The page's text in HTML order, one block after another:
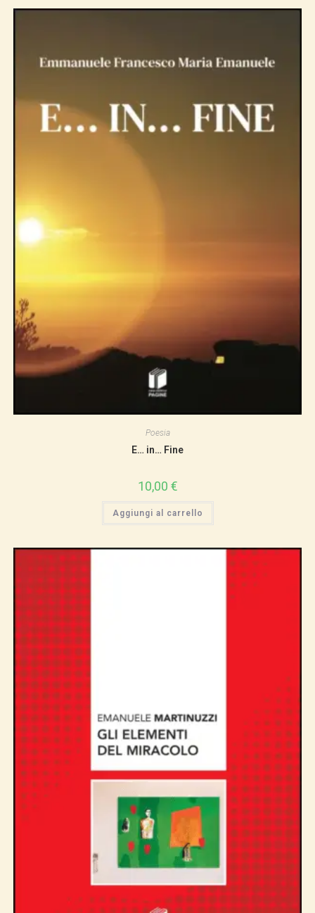
Poesia
E… in… Fine
10,00 €
Aggiungi al carrello